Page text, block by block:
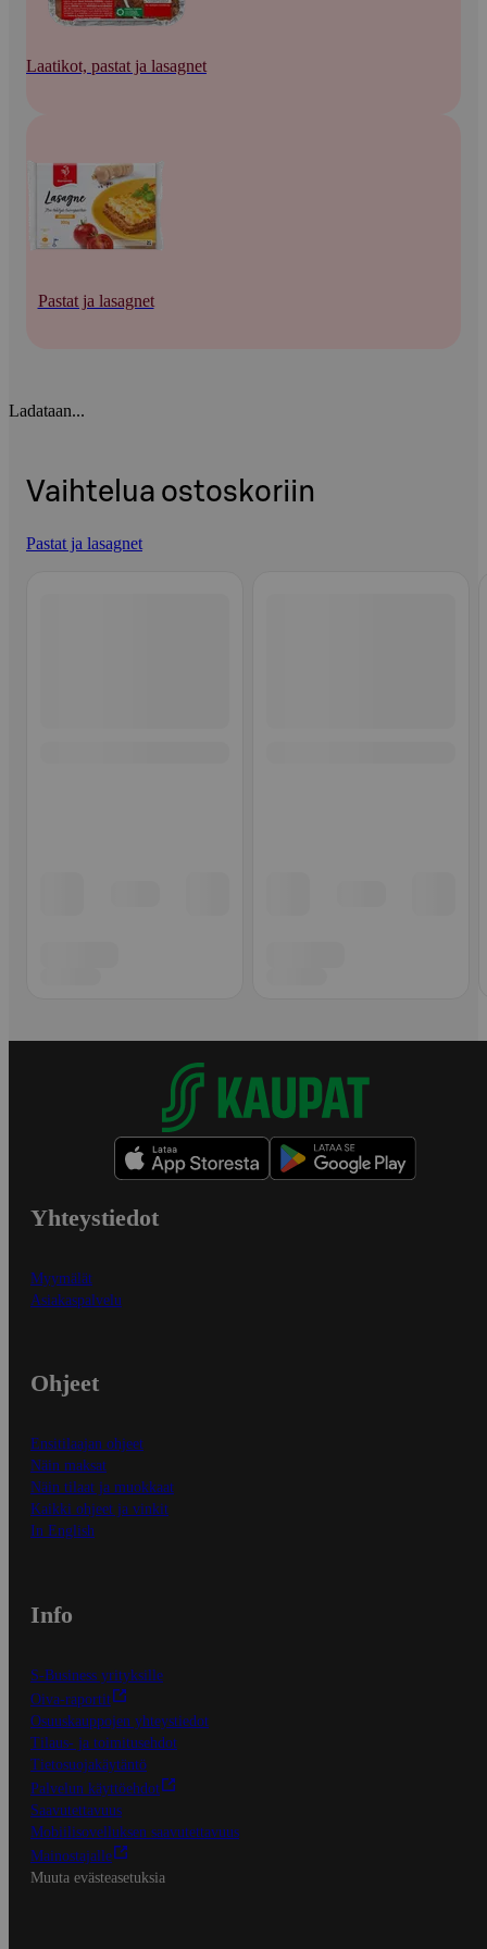
Laatikot, pastat ja lasagnet
Pastat ja lasagnet
Ladataan...
Vaihtelua ostoskoriin
Pastat ja lasagnet
Yhteystiedot
Myymälät
Asiakaspalvelu
Ohjeet
Ensitilaajan ohjeet
Näin maksat
Näin tilaat ja muokkaat
Kaikki ohjeet ja vinkit
In English
Info
S-Business yrityksille
Oiva-raportit
Osuuskauppojen yhteystiedot
Tilaus- ja toimitusehdot
Tietosuojakäytäntö
Palvelun käyttöehdot
Saavutettavuus
Mobiilisovelluksen saavutettavuus
Mainostajalle
Muuta evästeasetuksia